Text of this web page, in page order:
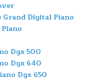
Grand Digital Piano
Dgx 500
Dgx 640
Dgx 650